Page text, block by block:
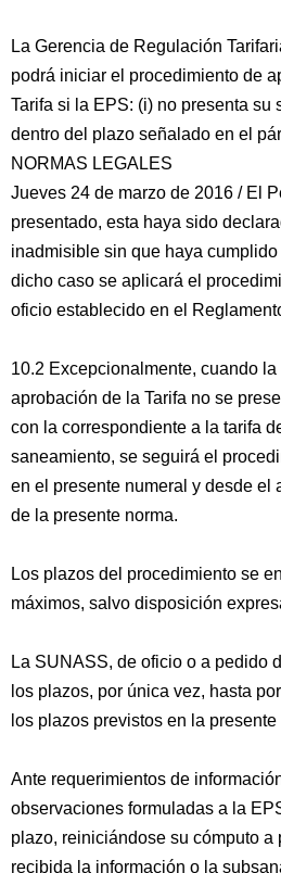
La Gerencia de Regulación
podrá iniciar el procedimiento de
Tarifa si la EPS: (i) no presenta su
dentro del plazo señalado en el
NORMAS LEGALES
Jueves 24 de marzo de 2016 / El
presentado, esta haya sido
inadmisible sin que haya
dicho caso se aplicará el
oficio establecido en el
10.2 Excepcionalmente, cuando
aprobación de la Tarifa no se
con la correspondiente a la tarifa
saneamiento, se seguirá el
en el presente numeral y desde el
de la presente norma.
Los plazos del procedimiento se
máximos, salvo disposición
La SUNASS, de oficio o a pedido
los plazos, por única vez, hasta
los plazos previstos en la presente
Ante requerimientos de
observaciones formuladas a la
plazo, reiniciándose su cómputo
recibida la información o la